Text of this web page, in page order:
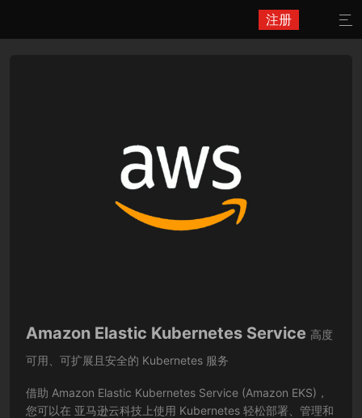
注册 
Amazon Elastic Kubernetes Service 高度
可用、可扩展且安全的 Kubernetes 服务
借助 Amazon Elastic Kubernetes Service (Amazon EKS)，
您可以在 亚马逊云科技上使用 Kubernetes 轻松部署、管理和